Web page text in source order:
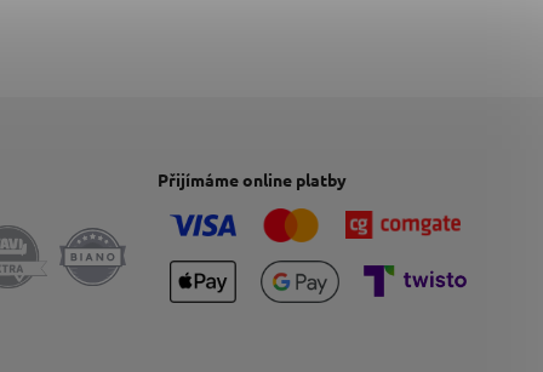
Přijímáme online platby